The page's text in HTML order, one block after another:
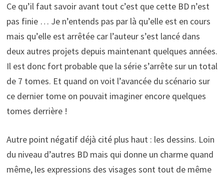
Ce qu’il faut savoir avant tout c’est que cette BD n’est
pas finie … Je n’entends pas par là qu’elle est en cours
mais qu’elle est arrêtée car l’auteur s’est lancé dans
deux autres projets depuis maintenant quelques années.
Il est donc fort probable que la série s’arrête sur un total
de 7 tomes. Et quand on voit l’avancée du scénario sur
ce dernier tome on pouvait imaginer encore quelques
tomes derrière !
Autre point négatif déjà cité plus haut : les dessins. Loin
du niveau d’autres BD mais qui donne un charme quand
même, les expressions des visages sont tout de même